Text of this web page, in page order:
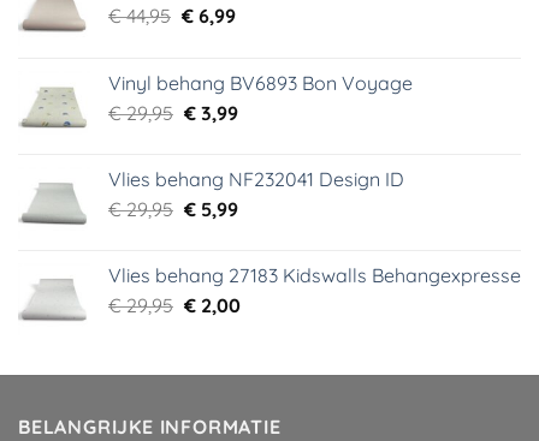
€44,95 Oorspronkelijke
€ 44,95.
€6,99Huidige
€ 6,99.
Vinyl behang BV6893 Bon Voyage
€29,95 Oorspronkelijke
€ 29,95.
€3,99Huidige
€ 3,99.
Vlies behang NF232041 Design ID
€29,95 Oorspronkelijke
€ 29,95.
€5,99Huidige
€ 5,99.
Vlies behang 27183 Kidswalls Behangexpresse
€29,95 Oorspronkelijke
€ 29,95.
€2,00Huidige
€ 2,00.
BELANGRIJKE INFORMATIE